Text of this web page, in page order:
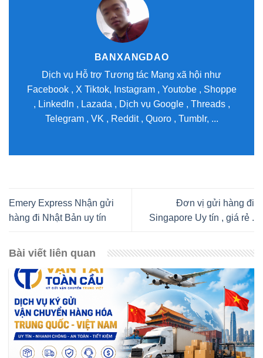
BANXANGDAO
Dịch vụ Hỗ trợ Tương tác Mạng xã hội như
Facebook , X Tiktok, Instagram , Youtobe , Shoppe
, Linkedln , Lazada , Dịch vụ Google , Threads ,
Telegram , VK , Reddit , Quoro , Tumblr, ...
Emery Express Nhận gửi
hàng đi Nhật Bản uy tín
Đơn vị gửi hàng đi
Singapore Uy tín , giá rẻ .
Bài viết liên quan